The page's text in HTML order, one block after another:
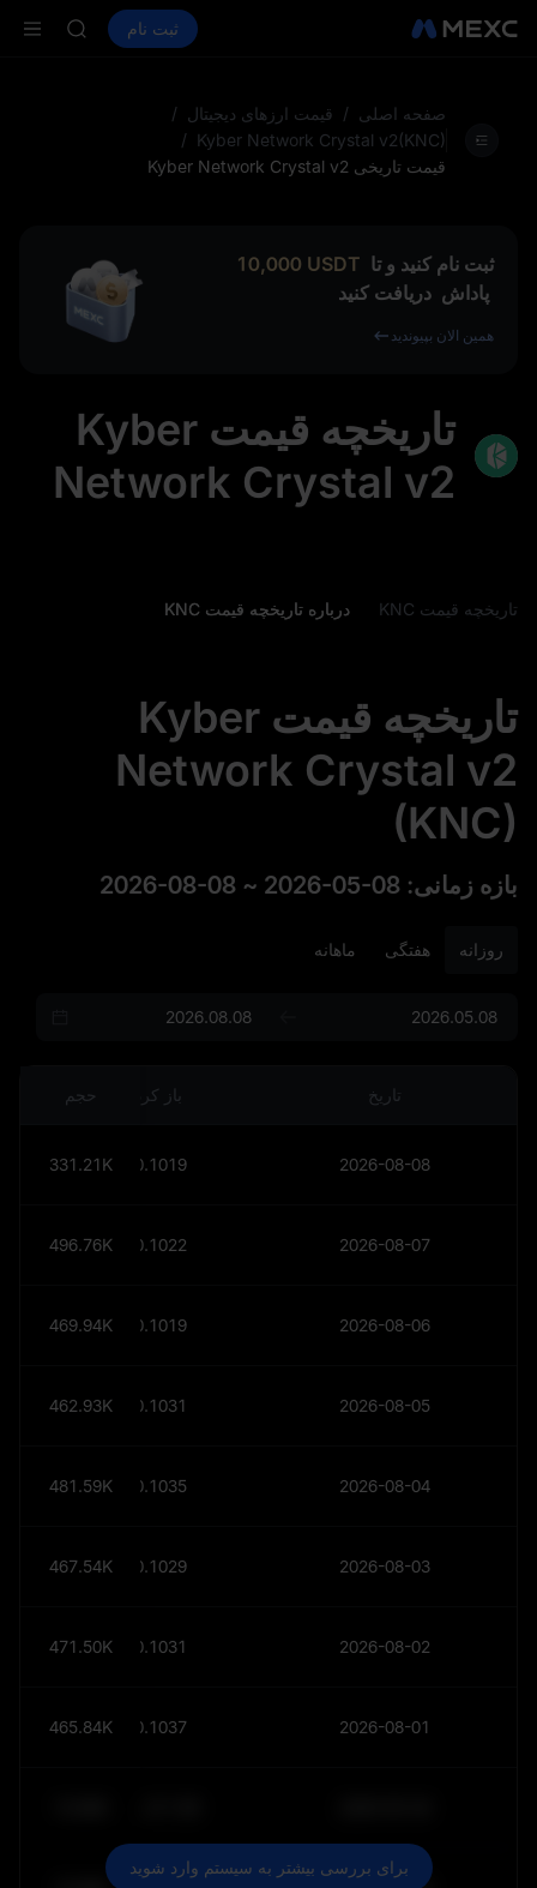
اسپات فیوچرز SPCX ثبت نام
SKYAI
صفحه اصلی / قیمت ارزهای دیجیتال /
Kyber Network Crystal v2(KNC)
/
قیمت تاریخی Kyber Network Crystal v2
ثبت نام کنید و تا 10,000 USDT
پاداش دریافت کنید
همین الان بپیوندید
تاریخچه قیمت Kyber
Network Crystal v2
تاریخچه قیمت KNC درباره تاریخچه قیمت KNC
تاریخچه قیمت Kyber
Network Crystal v2
(KNC)
بازه زمانی:
2026-05-08
~
2026-08-08
روزانه هفتگی ماهانه
تاریخ باز کردن حجم
2026-08-08
0.1019
331.21K
2026-08-07
0.1022
496.76K
2026-08-06
0.1019
469.94K
2026-08-05
0.1031
462.93K
2026-08-04
0.1035
481.59K
2026-08-03
0.1029
467.54K
2026-08-02
0.1031
471.50K
2026-08-01
0.1037
465.84K
برای بررسی بیشتر به سیستم وارد شوید